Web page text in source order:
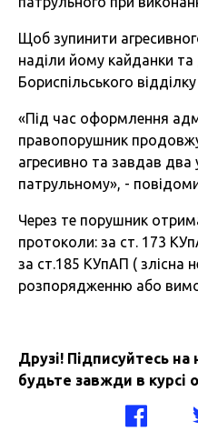
Щоб зупинити
наділи йому кайданки
Бориспільського відділку
«Під час оформлення
правопорушник
агресивно та завдав два
патрульному», -
Через те порушник
протоколи: за ст. 173
за ст.185 КУпАП ( злісна
розпорядженню або
Друзі! Підписуйтесь на
будьте завжди в курсі